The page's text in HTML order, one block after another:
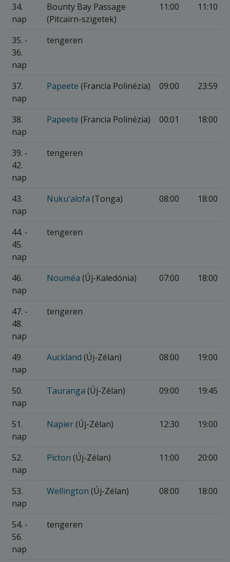
34.
nap
Bounty Bay Passage
(Pitcairn-szigetek)
11:00 11:10
35. -
36.
nap
tengeren
37.
nap
Papeete (Francia Polinézia) 09:00 23:59
38.
nap
Papeete (Francia Polinézia) 00:01 18:00
39. -
42.
nap
tengeren
43.
nap
Nukuʻalofa (Tonga) 08:00 18:00
44. -
45.
nap
tengeren
46.
nap
Nouméa (Új-Kaledónia) 07:00 18:00
47. -
48.
nap
tengeren
49.
nap
Auckland (Új-Zélan) 08:00 19:00
50.
nap
Tauranga (Új-Zélan) 09:00 19:45
51.
nap
Napier(Új-Zélan) 12:30 19:00
52.
nap
Picton (Új-Zélan) 11:00 20:00
53.
nap
Wellington (Új-Zélan) 08:00 18:00
54. -
56.
nap
tengeren